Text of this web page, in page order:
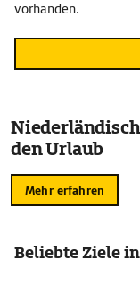
vorhanden.
den Urlaub
Mehr erfahren
Beliebte Ziele